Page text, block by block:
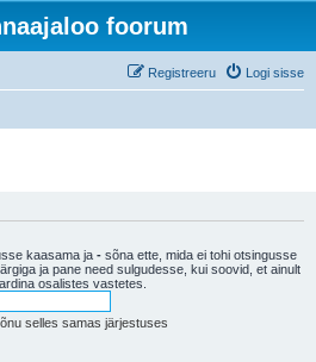
foorum
Logi sisse
Registreeru
kaasama ja - sõna ette, mida ei tohi otsingusse
ja pane need sulgudesse, kui soovid, et ainult
osalistes vastetes.
selles samas järjestuses